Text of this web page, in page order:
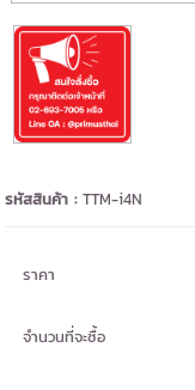
รหัสสินค้า :TTM-i4N
ราคา
จำนวนที่จะซื้อ